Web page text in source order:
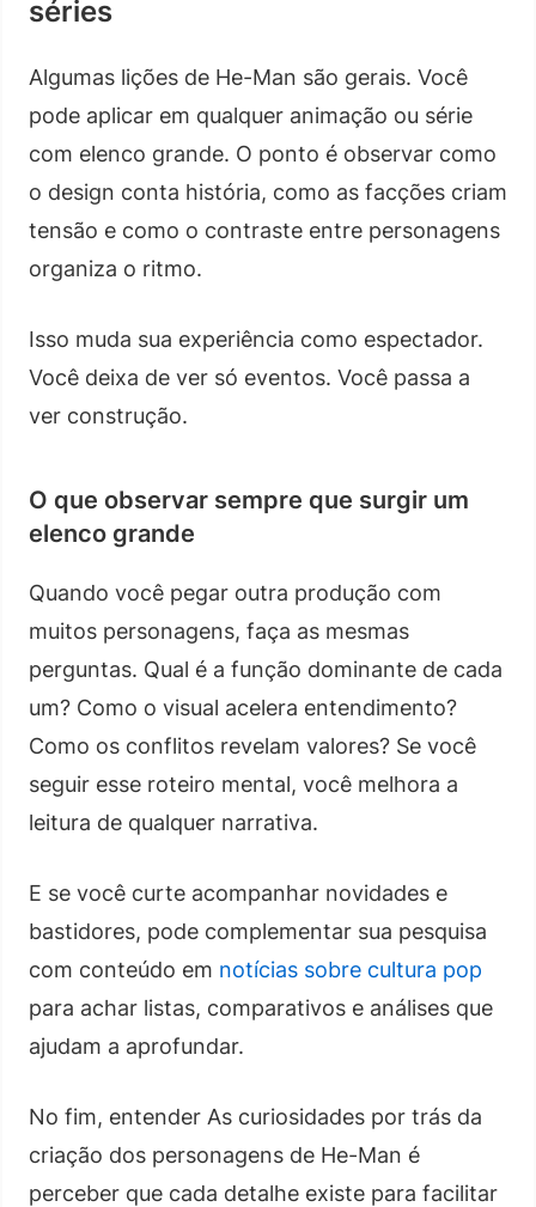
séries
Algumas lições de He-Man são gerais. Você
pode aplicar em qualquer animação ou série
com elenco grande. O ponto é observar como
o design conta história, como as facções criam
tensão e como o contraste entre personagens
organiza o ritmo.
Isso muda sua experiência como espectador.
Você deixa de ver só eventos. Você passa a
ver construção.
O que observar sempre que surgir um
elenco grande
Quando você pegar outra produção com
muitos personagens, faça as mesmas
perguntas. Qual é a função dominante de cada
um? Como o visual acelera entendimento?
Como os conflitos revelam valores? Se você
seguir esse roteiro mental, você melhora a
leitura de qualquer narrativa.
E se você curte acompanhar novidades e
bastidores, pode complementar sua pesquisa
com conteúdo em notícias sobre cultura pop
para achar listas, comparativos e análises que
ajudam a aprofundar.
No fim, entender As curiosidades por trás da
criação dos personagens de He-Man é
perceber que cada detalhe existe para facilitar